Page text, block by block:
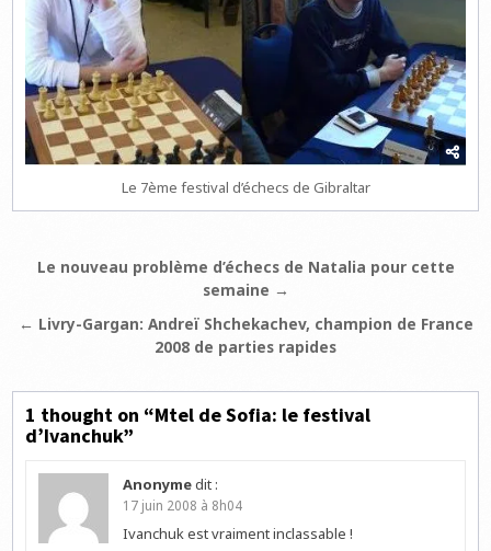
Le 7ème festival d’échecs de Gibraltar
Navigation
l’article
Le nouveau problème d’échecs de Natalia pour cette
semaine →
← Livry-Gargan: Andreï Shchekachev, champion de France
2008 de parties rapides
1 thought on “Mtel de Sofia: le festival
d’Ivanchuk”
Anonymedit :
17 juin 2008 à 8h04
Ivanchuk est vraiment inclassable !